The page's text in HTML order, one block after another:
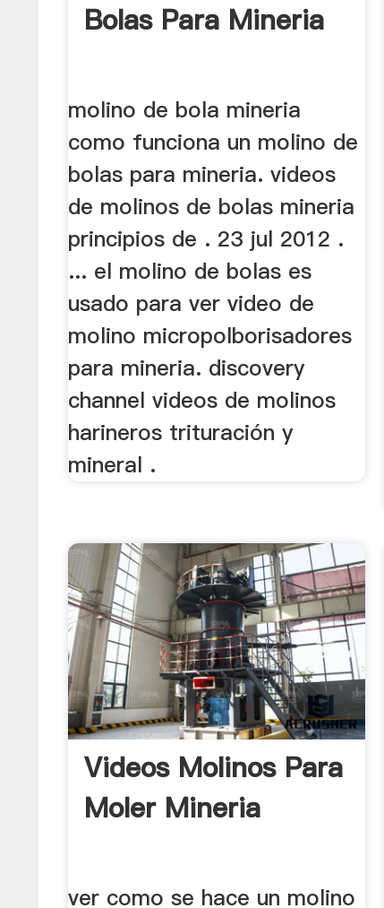
Bolas Para Mineria
molino de bola mineria
como funciona un molino de
bolas para mineria. videos
de molinos de bolas mineria
principios de . 23 jul 2012 .
... el molino de bolas es
usado para ver video de
molino micropolborisadores
para mineria. discovery
channel videos de molinos
harineros trituración y
mineral .
Videos Molinos Para
Moler Mineria
ver como se hace un molino